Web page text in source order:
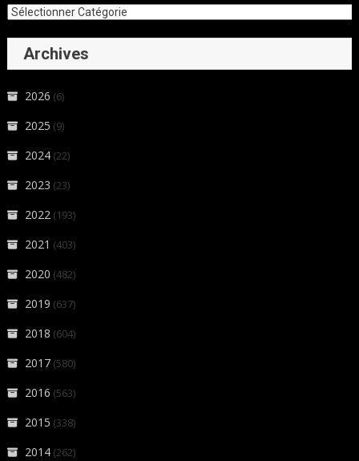
Archives
2026 (6)
2025 (9)
2024 (22)
2023 (23)
2022 (193)
2021 (403)
2020 (482)
2019 (637)
2018 (604)
2017 (580)
2016 (563)
2015 (338)
2014 (262)